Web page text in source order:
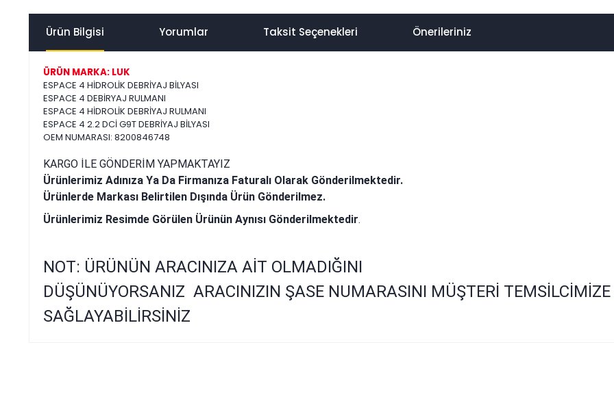
Ürün Bilgisi Yorumlar Taksit Seçenekleri Önerileriniz
ÜRÜN MARKA: LUK
ESPACE 4 HİDROLİK DEBRİYAJ BİLYASI
ESPACE 4 DEBİRYAJ RULMANI
ESPACE 4 HİDROLİK DEBRİYAJ RULMANI
ESPACE 4 2.2 DCİ G9T DEBRİYAJ BİLYASI
OEM NUMARASI: 8200846748
KARGO İLE GÖNDERİM YAPMAKTAYIZ
Ürünlerimiz Adınıza Ya Da Firmanıza Faturalı Olarak Gönderilmektedir.
Ürünlerde Markası Belirtilen Dışında Ürün Gönderilmez.
Ürünlerimiz Resimde Görülen Ürünün Aynısı Gönderilmektedir.
NOT: ÜRÜNÜN ARACINIZA AİT OLMADIĞINI
DÜŞÜNÜYORSANIZ ARACINIZIN ŞASE NUMARASINI MÜŞTERİ
SAĞLAYABİLİRSİNİZ